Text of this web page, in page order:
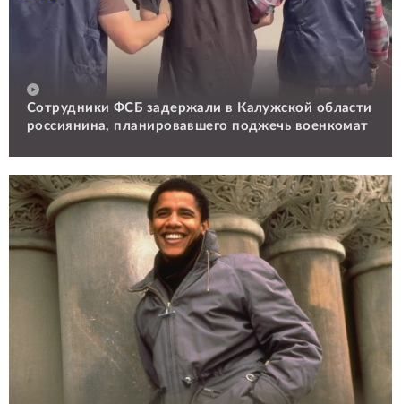
Сотрудники ФСБ задержали в Калужской области
россиянина, планировавшего поджечь военкомат